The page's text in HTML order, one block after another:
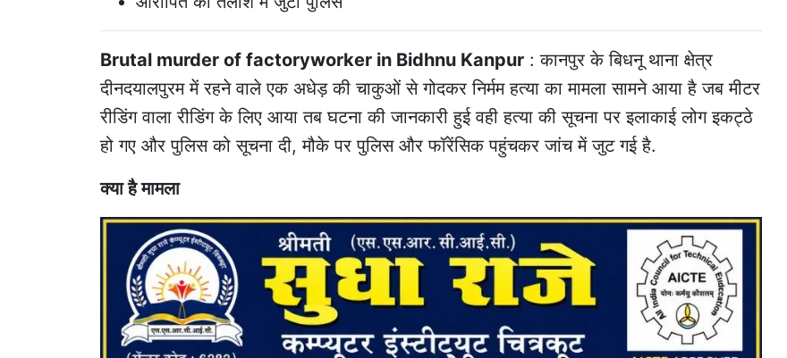
Brutal murder of factoryworker in Bidhnu Kanpur : कानपुर के बिधनू थाना क्षेत्र
दीनदयालपुरम में रहने वाले एक अधेड़ की चाकुओं से गोदकर निर्मम हत्या का मामला सामने आया है जब मीटर
रीडिंग वाला रीडिंग के लिए आया तब घटना की जानकारी हुई वही हत्या की सूचना पर इलाकाई लोग इकट्ठे
हो गए और पुलिस को सूचना दी, मौके पर पुलिस और फॉरेंसिक पहुंचकर जांच में जुट गई है.
क्या है मामला